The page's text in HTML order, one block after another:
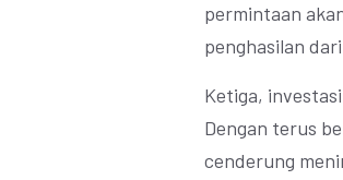
permintaan
penghasilan
Ketiga,
Dengan terus
cenderung